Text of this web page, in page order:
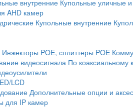
внутренние Купольные уличные
AHD камер
Купольные внутренние
Инжекторы POE, сплиттеры POE
видеосигнала По коаксиальному
LCD
Дополнительные опции и
для IP камер